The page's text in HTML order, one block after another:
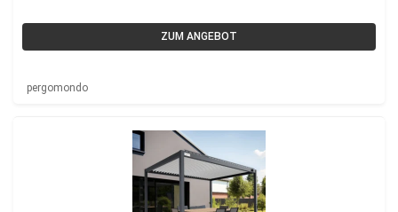
ZUM ANGEBOT
pergomondo